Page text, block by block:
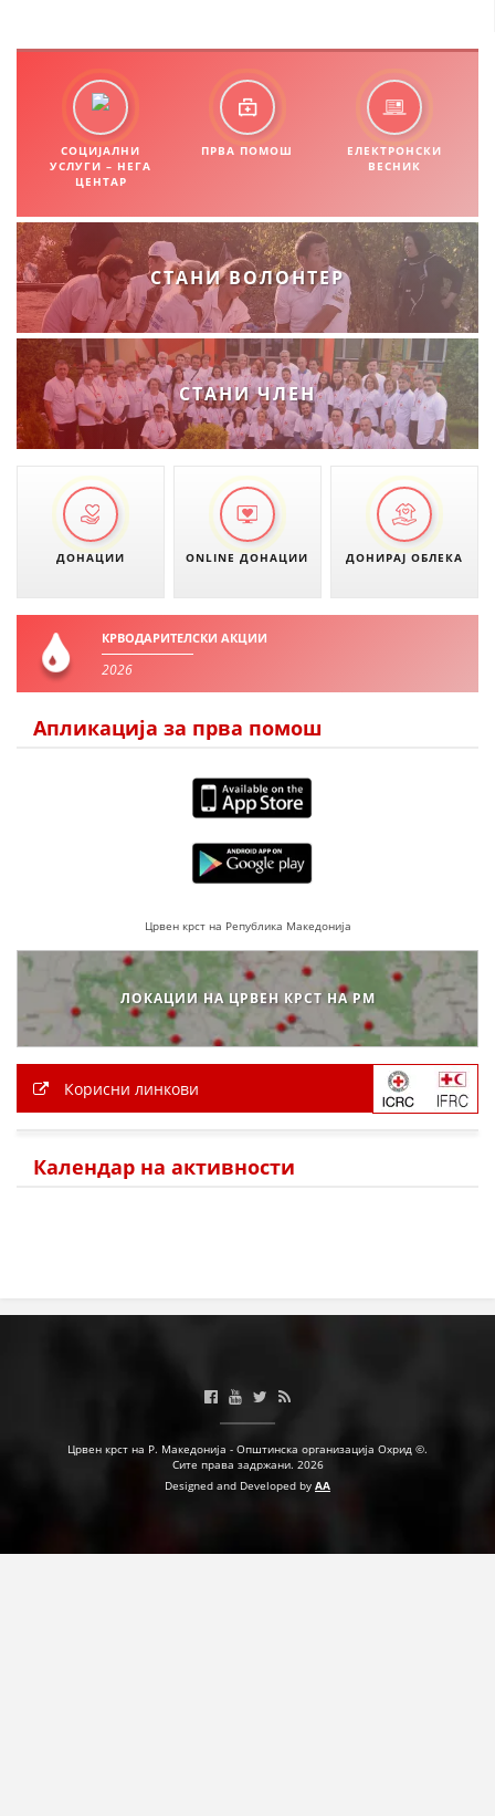
СОЦИЈАЛНИ
УСЛУГИ – НЕГА
ЦЕНТАР
ПРВА ПОМОШ
ЕЛЕКТРОНСКИ
ВЕСНИК
СТАНИ ВОЛОНТЕР
СТАНИ ЧЛЕН
ДОНАЦИИ ONLINE ДОНАЦИИ ДОНИРАЈ ОБЛЕКА
КРВОДАРИТЕЛСКИ АКЦИИ
2026
Апликација за прва помош
Црвен крст на Република Македонија
ЛОКАЦИИ НА ЦРВЕН КРСТ НА РМ
Корисни линкови
Календар на активности
Црвен крст на Р. Македонија - Општинска организација Охрид ©.
Сите права задржани. 2026
Designed and Developed by AA